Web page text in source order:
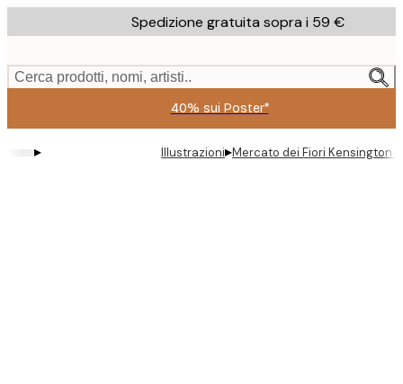
to
content.
Spedizione gratuita sopra i 59 €
Cerca prodotti, nomi, artisti..
40% sui Poster*
▸ Illustrazioni▸Mercato dei Fiori Kensington